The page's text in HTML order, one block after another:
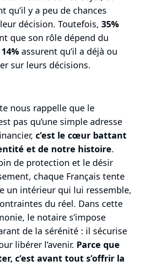
qu’il y a peu de chances
décision. Toutefois, 35%
que son rôle dépend du
14% assurent qu’il a déjà ou
sur leurs décisions.
nous rappelle que le
pas qu’une simple adresse
c’est le cœur battant
et de notre histoire.
de protection et le désir
chaque Français tente
un intérieur qui lui ressemble,
du réel. Dans cette
le notaire s’impose
de la sérénité : il sécurise
libérer l’avenir. Parce que
c’est avant tout s’offrir la